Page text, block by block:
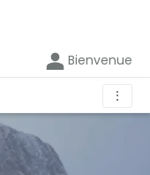
Bienvenue
⋮